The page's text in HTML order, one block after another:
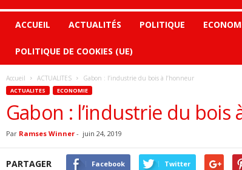
ACCUEIL ACTUALITÉS POLITIQUE
POLITIQUE DE COOKIES (UE)
Accueil ACTUALITES Gabon : l’industrie du bois à l’honneur
ACTUALITES ECONOMIE
Gabon : l’industrie du bois
Par Ramses Winner- juin 24, 2019
PARTAGER Facebook Twitter